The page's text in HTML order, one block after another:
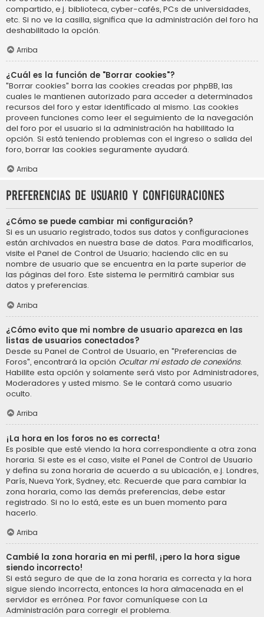
compartido, e.j. biblioteca, cyber-cafés, PCs de universidades,
etc. Si no ve la casilla, significa que la administración del foro ha
deshabilitado la opción.
Arriba
¿Cuál es la función de "Borrar cookies"?
"Borrar cookies" borra las cookies creadas por phpBB, las
cuales le mantienen autorizado para acceder a determinados
recursos del foro y estar identificado al mismo. Las cookies
proveen funciones como leer el seguimiento de la navegación
del foro por el usuario si la administración ha habilitado la
opción. Si está teniendo problemas con el ingreso o salida del
foro, borrar las cookies seguramente ayudará.
Arriba
Preferencias de usuario y configuraciones
¿Cómo se puede cambiar mi configuración?
Si es un usuario registrado, todos sus datos y configuraciones
están archivados en nuestra base de datos. Para modificarlos,
visite el Panel de Control de Usuario; haciendo clic en su
nombre de usuario que se encuentra en la parte superior de
las páginas del foro. Este sistema le permitirá cambiar sus
datos y preferencias.
Arriba
¿Cómo evito que mi nombre de usuario aparezca en las
listas de usuarios conectados?
Desde su Panel de Control de Usuario, en "Preferencias de
Foros", encontrará la opción Ocultar mi estado de conexións.
Habilite esta opción y solamente será visto por Administradores,
Moderadores y usted mismo. Se le contará como usuario
oculto.
Arriba
¡La hora en los foros no es correcta!
Es posible que esté viendo la hora correspondiente a otra zona
horaria. Si este es el caso, visite el Panel de Control de Usuario
y defina su zona horaria de acuerdo a su ubicación, e.j. Londres,
París, Nueva York, Sydney, etc. Recuerde que para cambiar la
zona horaria, como las demás preferencias, debe estar
registrado. Si no lo está, este es un buen momento para
hacerlo.
Arriba
Cambié la zona horaria en mi perfil, ¡pero la hora sigue
siendo incorrecto!
Si está seguro de que de la zona horaria es correcta y la hora
sigue siendo incorrecta, entonces la hora almacenada en el
servidor es errónea. Por favor comuníquese con La
Administración para corregir el problema.